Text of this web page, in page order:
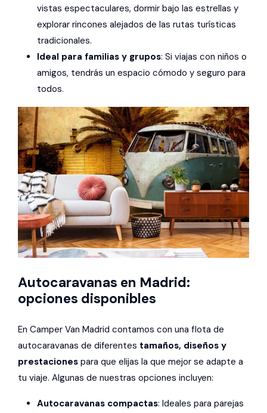
vistas espectaculares, dormir bajo las estrellas y
explorar rincones alejados de las rutas turísticas
tradicionales.
Ideal para familias y grupos: Si viajas con niños o
amigos, tendrás un espacio cómodo y seguro para
todos.
Autocaravanas en Madrid:
opciones disponibles
En Camper Van Madrid contamos con una flota de
autocaravanas de diferentes tamaños, diseños y
prestaciones para que elijas la que mejor se adapte a
tu viaje. Algunas de nuestras opciones incluyen:
Autocaravanas compactas: Ideales para parejas